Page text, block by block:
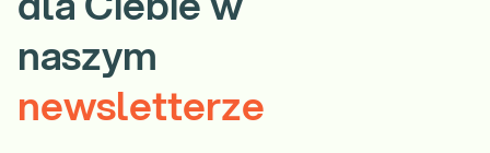
naszym
newsletterze